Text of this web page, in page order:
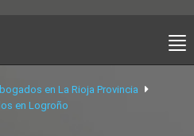
en La Rioja Provincia
en Logroño